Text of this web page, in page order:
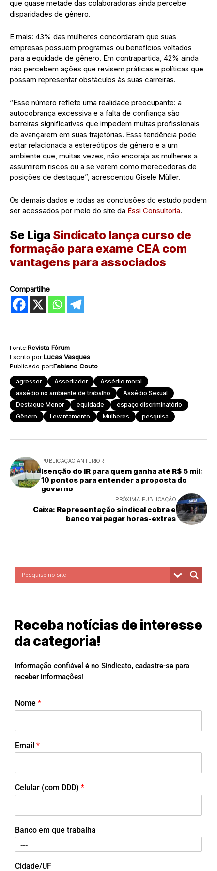
que quase metade das colaboradoras ainda percebe
disparidades de gênero.
E mais: 43% das mulheres concordaram que suas
empresas possuem programas ou benefícios voltados
para a equidade de gênero. Em contrapartida, 42% ainda
não percebem ações que revisem práticas e políticas que
possam representar obstáculos às suas carreiras.
“Esse número reflete uma realidade preocupante: a
autocobrança excessiva e a falta de confiança são
barreiras significativas que impedem muitas profissionais
de avançarem em suas trajetórias. Essa tendência pode
estar relacionada a estereótipos de gênero e a um
ambiente que, muitas vezes, não encoraja as mulheres a
assumirem riscos ou a se verem como merecedoras de
posições de destaque”, acrescentou Gisele Müller.
Os demais dados e todas as conclusões do estudo podem
ser acessados por meio do site da Éssi Consultoria.
Se Liga Sindicato lança curso de
formação para exame CEA com
vantagens para associados
Compartilhe
Fonte:Revista Fórum
Escrito por:Lucas Vasques
Publicado por:Fabiano Couto
agressor Assediador
Assédio moral
assédio no ambiente de trabalho
Assédio Sexual
Destaque Menor
equidade
espaço discriminatório
Gênero
Levantamento Mulheres pesquisa
PUBLICAÇÃO ANTERIOR
Isenção do IR para quem ganha até R$ 5 mil:
10 pontos para entender a proposta do
governo
PRÓXIMA PUBLICAÇÃO
Caixa: Representação sindical cobra e
banco vai pagar horas-extras
Receba notícias de interesse
da categoria!
Informação confiável é no Sindicato, cadastre-se para
receber informações!
Nome *
Email *
Celular (com DDD) *
Banco em que trabalha
Cidade/UF